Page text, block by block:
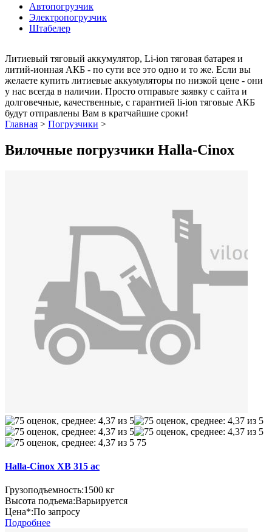
Автопогрузчик
Электропогрузчик
Штабелер
Литиевый тяговый аккумулятор, Li-ion тяговая батарея и
литий-ионная АКБ - по сути все это одно и то же. Если вы
желаете купить литиевые аккумуляторы по низкой цене - они
у нас всегда в наличии. Просто отправьте заявку с сайта и
долговечные, качественные, с гарантией li-ion тяговые АКБ
будут отправлены Вам в кратчайшие сроки!
Главная > Погрузчики >
Вилочные погрузчики Halla-Cinox
75
Halla-Cinox XB 315 ac
Грузоподъемность:1500 кг
Высота подъема:Варьируется
Цена*:По запросу
Подробнее